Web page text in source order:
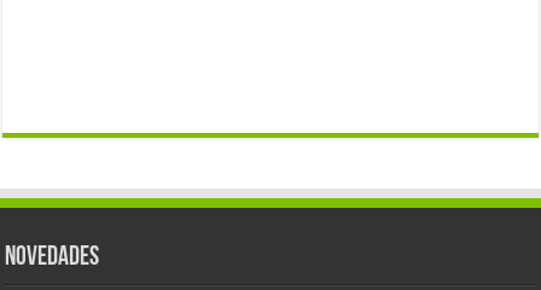
Novedades